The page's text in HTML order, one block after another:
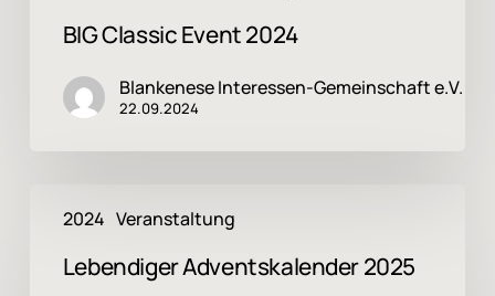
BIG Classic Event 2024
Blankenese Interessen-Gemeinschaft e.V.
22.09.2024
2024 Veranstaltung
Adventskalender
Lebendiger Adventskalender 2025